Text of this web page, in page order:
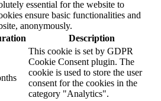
essential for the website to
ensure basic functionalities and
anonymously.
Description
This cookie is set by GDPR
Cookie Consent plugin. The
cookie is used to store the user
consent for the cookies in the
category "Analytics".